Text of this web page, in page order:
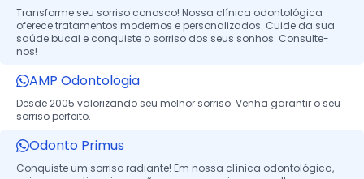
Transforme seu sorriso conosco! Nossa clínica odontológica
oferece tratamentos modernos e personalizados. Cuide da sua
saúde bucal e conquiste o sorriso dos seus sonhos. Consulte-
nos!
AMP Odontologia
Desde 2005 valorizando seu melhor sorriso. Venha garantir o seu
sorriso perfeito.
Odonto Primus
Conquiste um sorriso radiante! Em nossa clínica odontológica,